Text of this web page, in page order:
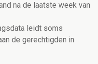
na de laatste week van
leidt soms
de gerechtigden in